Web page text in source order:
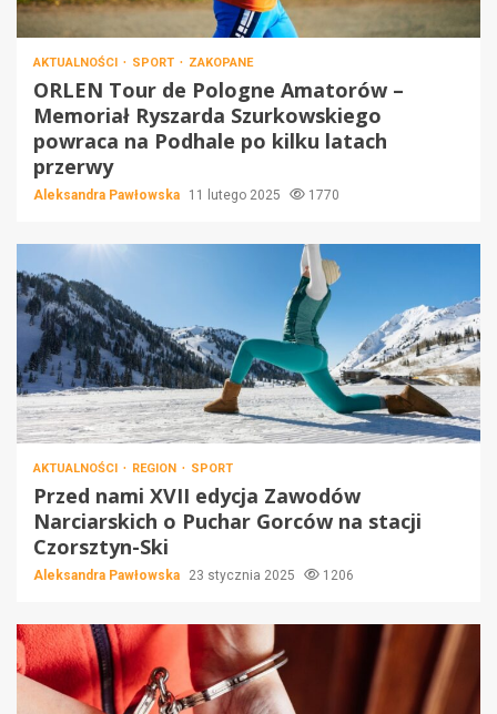
AKTUALNOŚCI SPORT ZAKOPANE
ORLEN Tour de Pologne Amatorów –
Memoriał Ryszarda Szurkowskiego
powraca na Podhale po kilku latach
przerwy
Aleksandra Pawłowska 11 lutego 2025 1770
AKTUALNOŚCI REGION SPORT
Przed nami XVII edycja Zawodów
Narciarskich o Puchar Gorców na stacji
Czorsztyn-Ski
Aleksandra Pawłowska 23 stycznia 2025 1206